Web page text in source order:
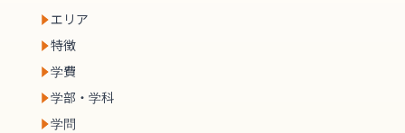
エリア
特徴
学費
学部・学科
学問